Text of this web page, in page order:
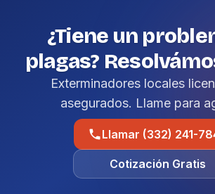
¿Tiene un
plagas?
Exterminadores locales
asegurados. Llame para
Llamar (332) 241-
Cotización Gratis